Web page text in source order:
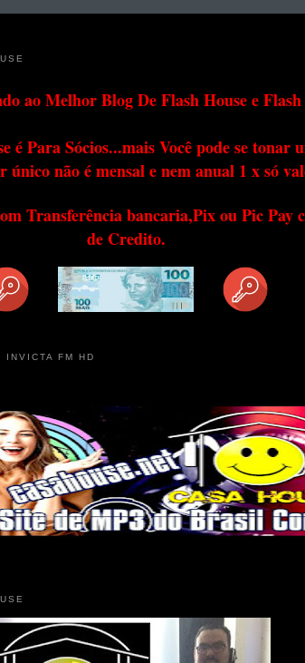
ao Melhor Blog De Flash House e
é Para Sócios...mais Você pode se tonar
único não é mensal e nem anual 1 x só
Transferência bancaria,Pix ou Pic Pay
de Credito.
INVICTA FM HD